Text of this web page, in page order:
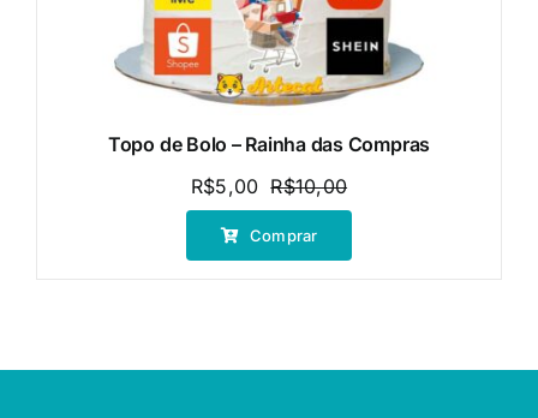
Topo de Bolo – Rainha das Compras
R$10,00O
preço
era:
R$5,00
O
preço
é:
Comprar